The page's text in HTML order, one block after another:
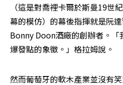
（這是對喬裡卡爾於斯曼19世
幕的模仿）的幕後指揮就是阮
Bonny Doon酒廠的創辦者。
爆發點的象徵。」格拉姆說。
然而葡萄牙的軟木產業並沒有